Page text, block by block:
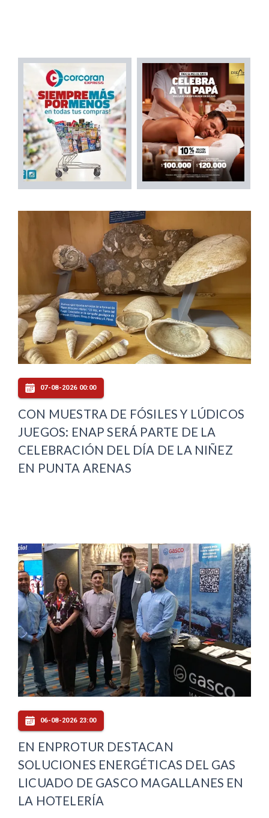
07-08-2026 00:00
CON MUESTRA DE FÓSILES Y LÚDICOS
JUEGOS: ENAP SERÁ PARTE DE LA
CELEBRACIÓN DEL DÍA DE LA NIÑEZ
EN PUNTA ARENAS
06-08-2026 23:00
EN ENPROTUR DESTACAN
SOLUCIONES ENERGÉTICAS DEL GAS
LICUADO DE GASCO MAGALLANES EN
LA HOTELERÍA